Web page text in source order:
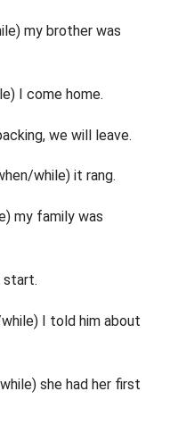
my brother was
I come home.
we will leave.
while) it rang.
my family was
start.
I told him about
she had her first